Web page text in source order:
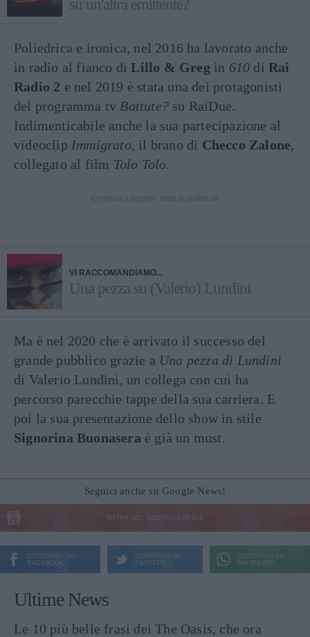
su un'altra emittente?
Poliedrica e ironica, nel 2016 ha lavorato anche
in radio al fianco diLillo & Greg in 610 diRai
Radio 2 e nel 2019 è stata una dei protagonisti
del programma tv Battute? su RaiDue.
Indimenticabile anche la sua partecipazione al
videoclip Immigrato, il brano di Checco Zalone,
collegato al film Tolo Tolo.
VI RACCOMANDIAMO...
Una pezza su (Valerio) Lundini
Ma è nel 2020 che è arrivato il successo del
grande pubblico grazie a Una pezza di Lundini
di Valerio Lundini, un collega con cui ha
percorso parecchie tappe della sua carriera. E
poi la sua presentazione dello show in stile
Signorina Buonasera è già un must.
Seguici anche su Google News!
ENTRA NEL NOSTRO CANALE
CONDIVIDI SU
FACEBOOK
CONDIVIDI SU
TWITTER
CONDIVIDI SU
WHATSAPP
Ultime News
Le 10 più belle frasi dei The Oasis, che ora